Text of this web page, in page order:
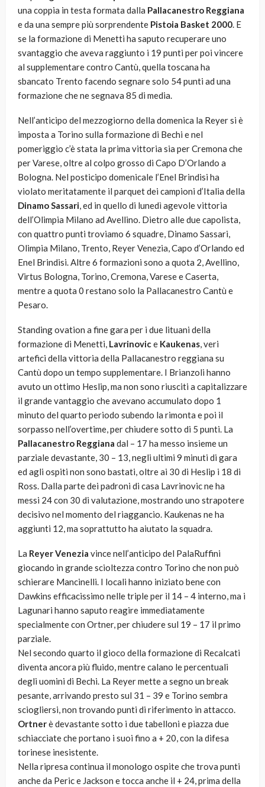
una coppia in testa formata dalla Pallacanestro Reggiana
e da una sempre più sorprendente Pistoia Basket 2000. E
se la formazione di Menetti ha saputo recuperare uno
svantaggio che aveva raggiunto i 19 punti per poi vincere
al supplementare contro Cantù, quella toscana ha
sbancato Trento facendo segnare solo 54 punti ad una
formazione che ne segnava 85 di media.
Nell’anticipo del mezzogiorno della domenica la Reyer si è
imposta a Torino sulla formazione di Bechi e nel
pomeriggio c’è stata la prima vittoria sia per Cremona che
per Varese, oltre al colpo grosso di Capo D’Orlando a
Bologna. Nel posticipo domenicale l’Enel Brindisi ha
violato meritatamente il parquet dei campioni d’Italia della
Dinamo Sassari, ed in quello di lunedì agevole vittoria
dell’Olimpia Milano ad Avellino. Dietro alle due capolista,
con quattro punti troviamo 6 squadre, Dinamo Sassari,
Olimpia Milano, Trento, Reyer Venezia, Capo d’Orlando ed
Enel Brindisi. Altre 6 formazioni sono a quota 2, Avellino,
Virtus Bologna, Torino, Cremona, Varese e Caserta,
mentre a quota 0 restano solo la Pallacanestro Cantù e
Pesaro.
Standing ovation a fine gara per i due lituani della
formazione di Menetti, Lavrinovice Kaukenas, veri
artefici della vittoria della Pallacanestro reggiana su
Cantù dopo un tempo supplementare. I Brianzoli hanno
avuto un ottimo Heslip, ma non sono riusciti a capitalizzare
il grande vantaggio che avevano accumulato dopo 1
minuto del quarto periodo subendo la rimonta e poi il
sorpasso nell’overtime, per chiudere sotto di 5 punti. La
Pallacanestro Reggiana dal – 17 ha messo insieme un
parziale devastante, 30 – 13, negli ultimi 9 minuti di gara
ed agli ospiti non sono bastati, oltre ai 30 di Heslip i 18 di
Ross. Dalla parte dei padroni di casa Lavrinovic ne ha
messi 24 con 30 di valutazione, mostrando uno strapotere
decisivo nel momento del riaggancio. Kaukenas ne ha
aggiunti 12, ma soprattutto ha aiutato la squadra.
La Reyer Venezia vince nell’anticipo del PalaRuffini
giocando in grande scioltezza contro Torino che non può
schierare Mancinelli. I locali hanno iniziato bene con
Dawkins efficacissimo nelle triple per il 14 – 4 interno, ma i
Lagunari hanno saputo reagire immediatamente
specialmente con Ortner, per chiudere sul 19 – 17 il primo
parziale.
Nel secondo quarto il gioco della formazione di Recalcati
diventa ancora più fluido, mentre calano le percentuali
degli uomini di Bechi. La Reyer mette a segno un break
pesante, arrivando presto sul 31 – 39 e Torino sembra
sciogliersi, non trovando punti di riferimento in attacco.
Ortnerè devastante sotto i due tabelloni e piazza due
schiacciate che portano i suoi fino a + 20, con la difesa
torinese inesistente.
Nella ripresa continua il monologo ospite che trova punti
anche da Peric e Jackson e tocca anche il + 24, prima della